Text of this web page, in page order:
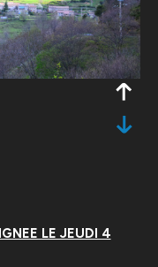
LE JEUDI 4